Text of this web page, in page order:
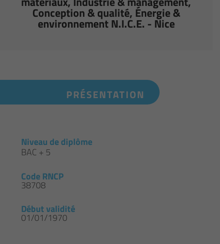
Conception & qualité, Énergie &
environnement N.I.C.E. - Nice
PRÉSENTATION
Niveau de diplôme
BAC + 5
Code RNCP
38708
Début validité
01/01/1970